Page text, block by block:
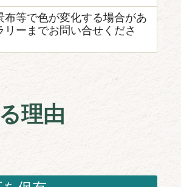
等で色が変化する場合があ
ーまでお問い合せくださ
理由